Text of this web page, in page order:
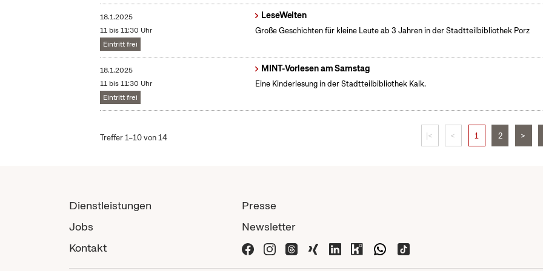
18.1.2025
11 bis 11:30 Uhr
Eintritt frei
LeseWelten
Große Geschichten für kleine Leute ab 3 Jahren in der Stadtteilbibliothek Porz
18.1.2025
11 bis 11:30 Uhr
Eintritt frei
MINT-Vorlesen am Samstag
Eine Kinderlesung in der Stadtteilbibliothek Kalk.
Treffer 1–10 von 14 |< < 1 2 >
Dienstleistungen
Jobs
Kontakt
Presse
Newsletter